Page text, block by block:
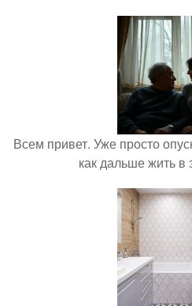
Всем привет. Уже просто
как дальше жить в